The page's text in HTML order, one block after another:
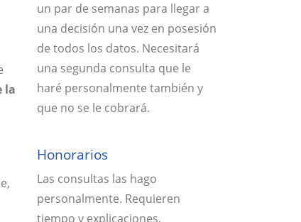
la
un par de semanas para llegar a
una decisión una vez en posesión
de todos los datos. Necesitará
una segunda consulta que le
haré personalmente también y
que no se le cobrará.
Honorarios
Las consultas las hago
personalmente. Requieren
tiempo y explicaciones,